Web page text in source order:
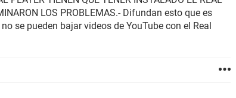
LOS PROBLEMAS.- Difundan esto que es
se pueden bajar videos de YouTube con el Real